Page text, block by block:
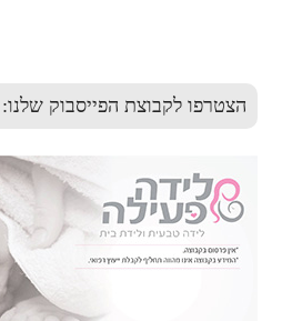
הצטרפו לקבוצת הפייסבוק שלנו: